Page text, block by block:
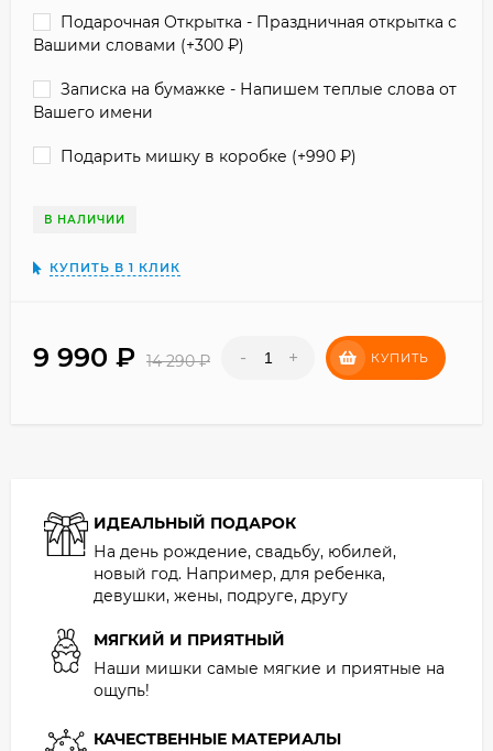
Подарочная Открытка - Праздничная открытка с
Вашими словами (+300 ₽)
Записка на бумажке - Напишем теплые слова от
Вашего имени
Подарить мишку в коробке (+990 ₽)
В НАЛИЧИИ
КУПИТЬ В 1 КЛИК
9 990 ₽ 14 290₽ - + КУПИТЬ
ИДЕАЛЬНЫЙ ПОДАРОК
На день рождение, свадьбу, юбилей,
новый год. Например, для ребенка,
девушки, жены, подруге, другу
МЯГКИЙ И ПРИЯТНЫЙ
Наши мишки самые мягкие и приятные на
ощупь!
КАЧЕСТВЕННЫЕ МАТЕРИАЛЫ